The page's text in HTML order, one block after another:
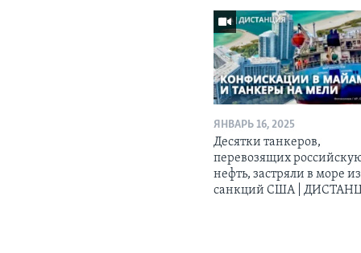
ЯНВАРЬ 16, 2025
Десятки танкеров,
перевозящих
нефть, застряли в море
санкций США |